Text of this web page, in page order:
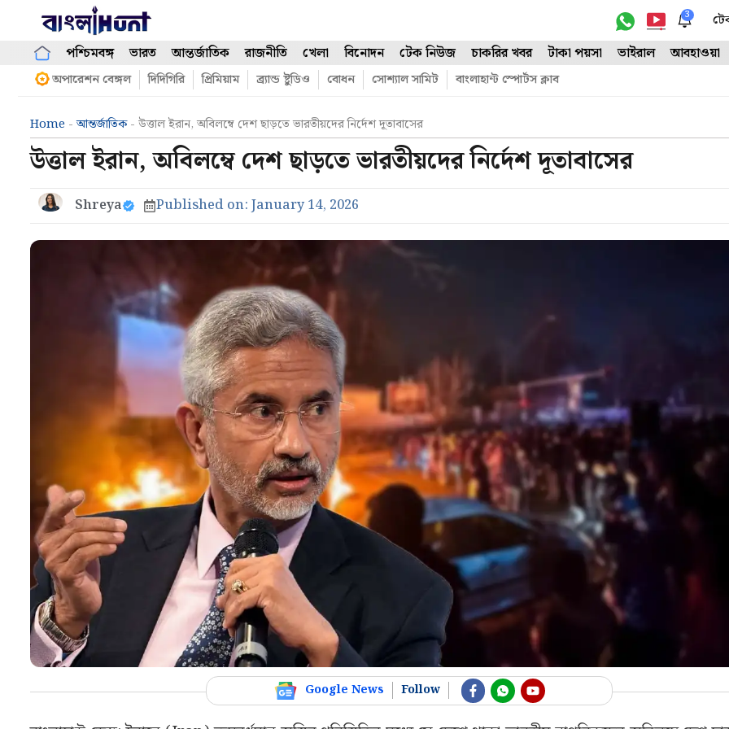
content
3
পশ্চিমবঙ্গ ভারত আন্তর্জাতিক রাজনীতি খেলা বিনোদন টেক নিউজ চাকরির খবর টাকা পয়সা ভাইরাল আবহাওয়া
অপারেশন বেঙ্গল দিদিগিরি প্রিমিয়াম ব্র্যান্ড ষ্টুডিও বোধন সোশ্যাল সামিট বাংলাহান্ট স্পোর্টস ক্লাব
Home -আন্তর্জাতিক- উত্তাল ইরান, অবিলম্বে দেশ ছাড়তে ভারতীয়দের নির্দেশ দূতাবাসের
উত্তাল ইরান, অবিলম্বে দেশ ছাড়তে ভারতীয়দের নির্দেশ দূতাবাসের
Shreya Published on: January 14, 2026
Google News Follow